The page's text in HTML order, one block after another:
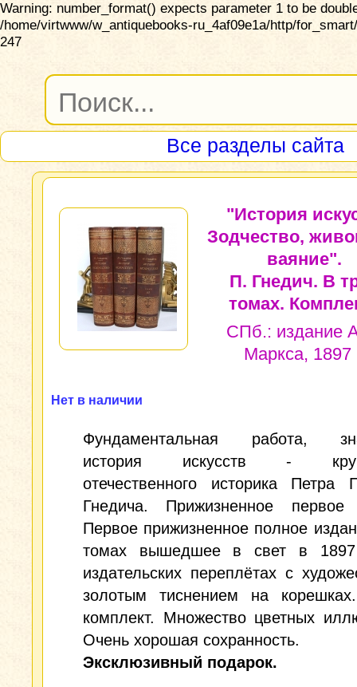
Warning: number_format() expects parameter 1 to be
/home/virtwww/w_antiquebooks-ru_4af09e1a/http/
247
Все разделы сайта
"История
Зодчество,
ваяние".
П. Гнедич. В
томах.
СПб.: издание
Маркса, 1897
Нет в наличии
Фундаментальная работа,
история искусств -
отечественного историка Петра
Гнедича. Прижизненное первое
Первое прижизненное полное
томах вышедшее в свет в
издательских переплётах с
золотым тиснением на
комплект. Множество цветных
Очень хорошая сохранность.
Эксклюзивный подарок.